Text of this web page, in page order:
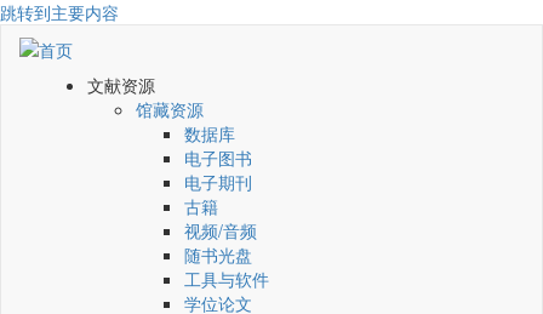
跳转到主要内容
文献资源
馆藏资源
数据库
电子图书
电子期刊
古籍
视频/音频
随书光盘
工具与软件
学位论文